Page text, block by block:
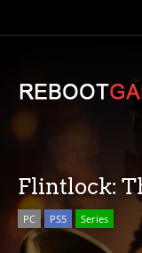
Flintlock:
PC PS5 Series